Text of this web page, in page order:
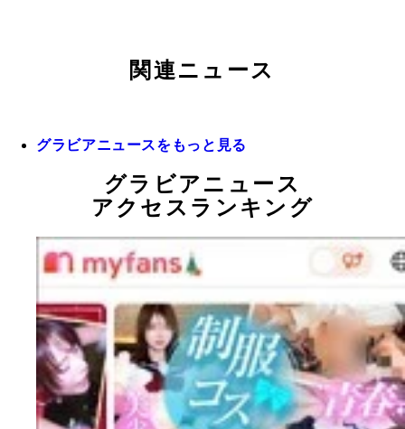
関連ニュース
グラビアニュースをもっと見る
グラビアニュース
アクセスランキング